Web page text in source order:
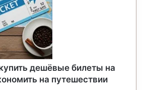
дешёвые билеты на
на путешествии